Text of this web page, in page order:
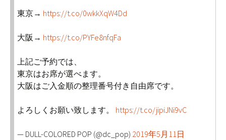
東京→ https://t.co/0wkkXqW4Dd
大阪→ https://t.co/PYFe8nfqFa
上記ご予約では、
東京はお席が選べます。
大阪はご入金順の整理番号付き自由席です。
よろしくお願い致します。 https://t.co/jipiJNi9vC
— DULL-COLORED POP (@dc_pop) 2019年5月11日